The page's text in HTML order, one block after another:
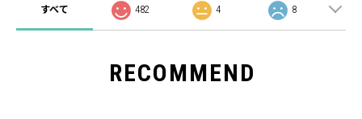
すべて 482 4 8
RECOMMEND